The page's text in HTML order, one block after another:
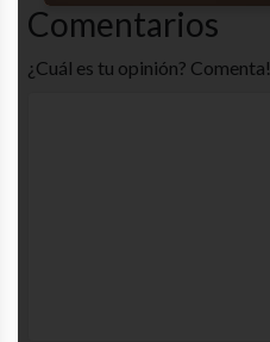
Comentarios
¿Cuál es tu opinión? Comenta!